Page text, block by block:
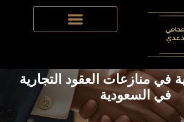
التجارية في السعودية-التسوية الودية في
العقود التجارية في السعودية
في منازعات العقود التجارية
في السعودية